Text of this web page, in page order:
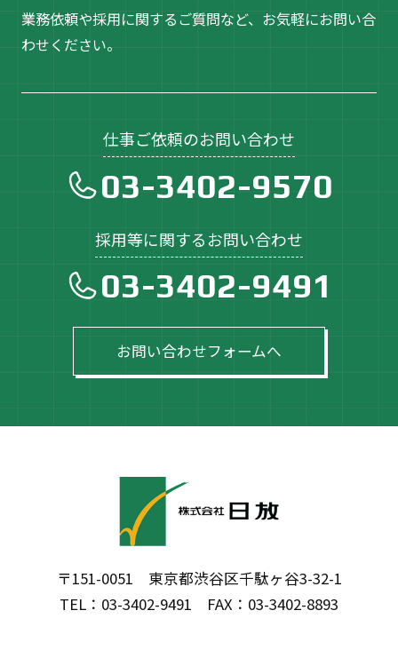
業務依頼や採用に関するご質問など、お気軽にお問い合
わせください。
仕事ご依頼のお問い合わせ
03-3402-9570
採用等に関するお問い合わせ
03-3402-9491
お問い合わせフォームへ
〒151-0051 東京都渋谷区千駄ヶ谷3-32-1
TEL：03-3402-9491 FAX：03-3402-8893